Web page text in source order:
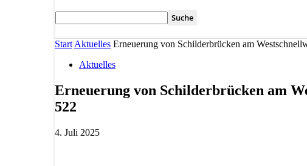
Start Aktuelles Erneuerung von Schilderbrücken am
Aktuelles
Erneuerung von Schilderbrücken am
522
4. Juli 2025